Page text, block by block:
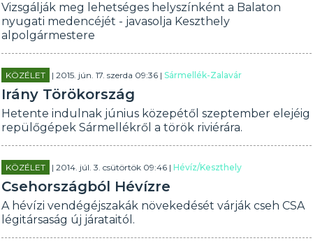
Vizsgálják meg lehetséges helyszínként a Balaton
nyugati medencéjét - javasolja Keszthely
alpolgármestere
KÖZÉLET | 2015. jún. 17. szerda 09:36 |Sármellék-Zalavár
Irány Törökország
Hetente indulnak június közepétől szeptember elejéig
repülőgépek Sármellékről a török riviérára.
KÖZÉLET | 2014. júl. 3. csütörtök 09:46 |Hévíz/Keszthely
Csehországból Hévízre
A hévízi vendégéjszakák növekedését várják cseh CSA
légitársaság új járataitól.